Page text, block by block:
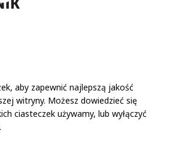
PRAWA ZASTRZEŻONE (C) CENTRUM NAUKI
aby zapewnić najlepszą jakość
witryny. Możesz dowiedzieć się
ciasteczek używamy, lub wyłączyć
.